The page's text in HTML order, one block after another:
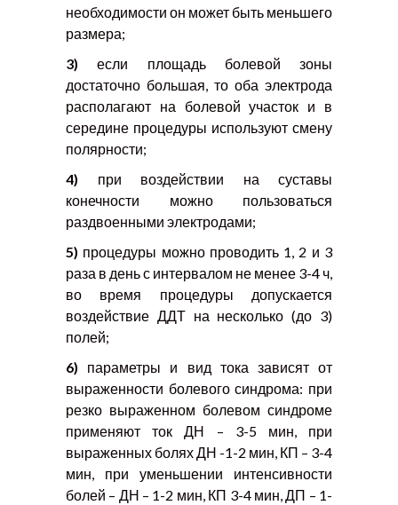
необходимости он может быть меньшего
размера;
3) если площадь болевой зоны
достаточно большая, то оба электрода
располагают на болевой участок и в
середине процедуры используют смену
полярности;
4) при воздействии на суставы
конечности можно пользоваться
раздвоенными электродами;
5) процедуры можно проводить 1, 2 и 3
раза в день с интервалом не менее 3-4 ч,
во время процедуры допускается
воздействие ДДТ на несколько (до 3)
полей;
6) параметры и вид тока зависят от
выраженности болевого синдрома: при
резко выраженном болевом синдроме
применяют ток ДН – 3-5 мин, при
выраженных болях ДН -1-2 мин, КП – 3-4
мин, при уменьшении интенсивности
болей – ДН – 1-2 мин, КП 3-4 мин, ДП – 1-